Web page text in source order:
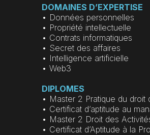
DOMAINES D’EXPERTISE
• Données personnelles
• Propriété intellectuelle
• Contrats informatiques
• Secret des affaires
• Intelligence artificielle
• Web3
DIPLOMES
• Master 2 Pratique du droit
• Certificat d’aptitude au
• Master 2 Droit des
• Certificat d’Aptitude à la